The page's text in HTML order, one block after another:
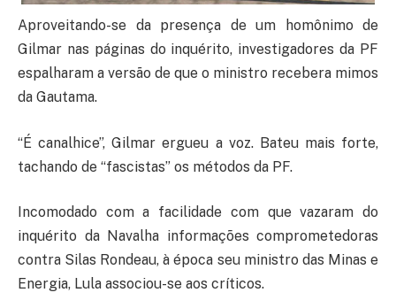
Aproveitando-se da presença de um homônimo de
Gilmar nas páginas do inquérito, investigadores da PF
espalharam a versão de que o ministro recebera mimos
da Gautama.
“É canalhice”, Gilmar ergueu a voz. Bateu mais forte,
tachando de “fascistas” os métodos da PF.
Incomodado com a facilidade com que vazaram do
inquérito da Navalha informações comprometedoras
contra Silas Rondeau, à época seu ministro das Minas e
Energia, Lula associou-se aos críticos.